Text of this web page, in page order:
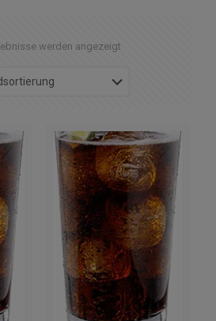
werden angezeigt